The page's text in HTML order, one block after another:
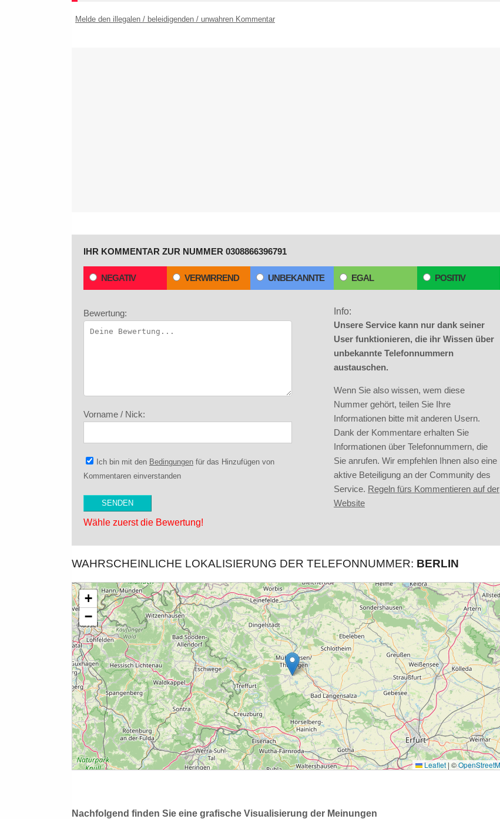
Melde den illegalen / beleidigenden / unwahren Kommentar
IHR KOMMENTAR ZUR NUMMER 0308866396791
NEGATIV VERWIRREND UNBEKANNTE EGAL POSITIV
Bewertung:
Vorname / Nick:
Ich bin mit den Bedingungen für das Hinzufügen von
Kommentaren einverstanden
Wähle zuerst die Bewertung!
Info:
Unsere Service kann nur dank seiner
User funktionieren, die ihr Wissen über
unbekannte Telefonnummern
austauschen.
Wenn Sie also wissen, wem diese
Nummer gehört, teilen Sie Ihre
Informationen bitte mit anderen Usern.
Dank der Kommentare erhalten Sie
Informationen über Telefonnummern, die
Sie anrufen. Wir empfehlen Ihnen also eine
aktive Beteiligung an der Community des
Service. Regeln fürs Kommentieren auf der
Website
WAHRSCHEINLICHE LOKALISIERUNG DER TELEFONNUMMER: BERLIN
Nachfolgend finden Sie eine grafische Visualisierung der Meinungen